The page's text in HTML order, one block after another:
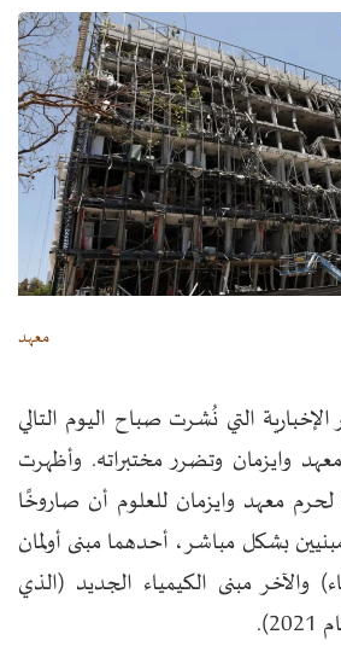
معهد
التي نُشرت صباح اليوم التالي
وايزمان وتضرر مختبراته. وأظهرت
لحرم معهد وايزمان للعلوم أن صاروخًا
بشكل مباشر، أحدهما مبنى أولمان
والآخر مبنى الكيمياء الجديد (الذي